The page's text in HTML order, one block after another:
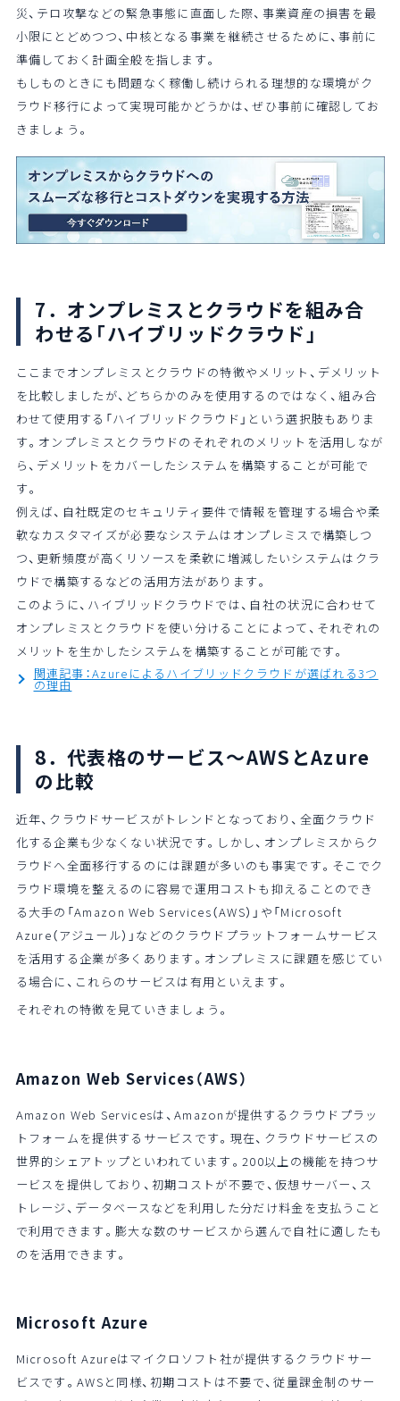
災、テロ攻撃などの緊急事態に直面した際、事業資産の損害を最
小限にとどめつつ、中核となる事業を継続させるために、事前に
準備しておく計画全般を指します。
もしものときにも問題なく稼働し続けられる理想的な環境がク
ラウド移行によって実現可能かどうかは、ぜひ事前に確認してお
きましょう。
7．オンプレミスとクラウドを組み合
わせる「ハイブリッドクラウド」
ここまでオンプレミスとクラウドの特徴やメリット、デメリット
を比較しましたが、どちらかのみを使用するのではなく、組み合
わせて使用する「ハイブリッドクラウド」という選択肢もありま
す。オンプレミスとクラウドのそれぞれのメリットを活用しなが
ら、デメリットをカバーしたシステムを構築することが可能で
す。
例えば、自社既定のセキュリティ要件で情報を管理する場合や柔
軟なカスタマイズが必要なシステムはオンプレミスで構築しつ
つ、更新頻度が高くリソースを柔軟に増減したいシステムはクラ
ウドで構築するなどの活用方法があります。
このように、ハイブリッドクラウドでは、自社の状況に合わせて
オンプレミスとクラウドを使い分けることによって、それぞれの
メリットを生かしたシステムを構築することが可能です。
関連記事：Azureによるハイブリッドクラウドが選ばれる3つ
の理由
8．代表格のサービス～AWSとAzure
の比較
近年、クラウドサービスがトレンドとなっており、全面クラウド
化する企業も少なくない状況です。しかし、オンプレミスからク
ラウドへ全面移行するのには課題が多いのも事実です。そこでク
ラウド環境を整えるのに容易で運用コストも抑えることのでき
る大手の「Amazon Web Services（AWS）」や「Microsoft
Azure（アジュール）」などのクラウドプラットフォームサービス
を活用する企業が多くあります。オンプレミスに課題を感じてい
る場合に、これらのサービスは有用といえます。
それぞれの特徴を見ていきましょう。
Amazon Web Services（AWS）
Amazon Web Servicesは、Amazonが提供するクラウドプラッ
トフォームを提供するサービスです。現在、クラウドサービスの
世界的シェアトップといわれています。200以上の機能を持つサ
ービスを提供しており、初期コストが不要で、仮想サーバー、ス
トレージ、データベースなどを利用した分だけ料金を支払うこと
で利用できます。膨大な数のサービスから選んで自社に適したも
のを活用できます。
Microsoft Azure
Microsoft Azureはマイクロソフト社が提供するクラウドサー
ビスです。AWSと同様、初期コストは不要で、従量課金制のサー